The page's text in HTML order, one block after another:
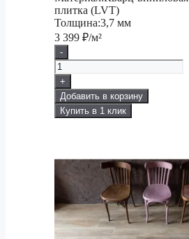
плитка (LVT)
Толщина:3,7 мм
3 399 ₽/м²
-
+
Добавить в корзину
Купить в 1 клик